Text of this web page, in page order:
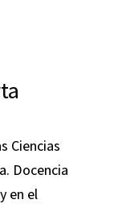
Ciencias
Docencia
en el